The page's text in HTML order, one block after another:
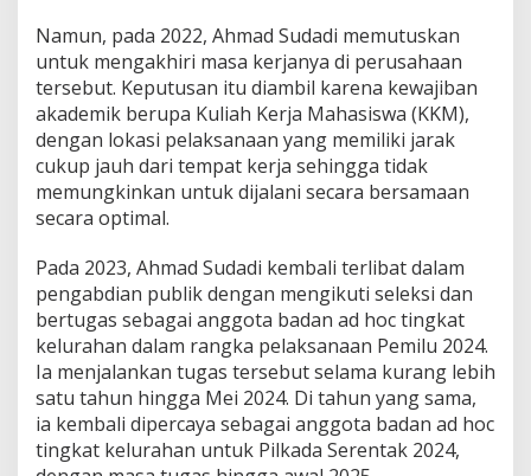
Namun, pada 2022, Ahmad Sudadi memutuskan
untuk mengakhiri masa kerjanya di perusahaan
tersebut. Keputusan itu diambil karena kewajiban
akademik berupa Kuliah Kerja Mahasiswa (KKM),
dengan lokasi pelaksanaan yang memiliki jarak
cukup jauh dari tempat kerja sehingga tidak
memungkinkan untuk dijalani secara bersamaan
secara optimal.
Pada 2023, Ahmad Sudadi kembali terlibat dalam
pengabdian publik dengan mengikuti seleksi dan
bertugas sebagai anggota badan ad hoc tingkat
kelurahan dalam rangka pelaksanaan Pemilu 2024.
Ia menjalankan tugas tersebut selama kurang lebih
satu tahun hingga Mei 2024. Di tahun yang sama,
ia kembali dipercaya sebagai anggota badan ad hoc
tingkat kelurahan untuk Pilkada Serentak 2024,